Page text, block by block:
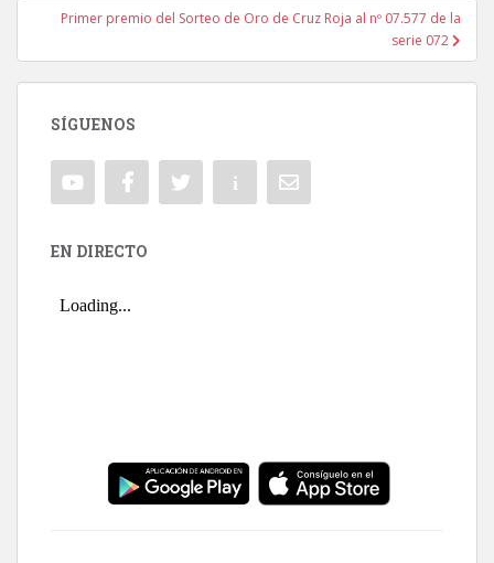
Primer premio del Sorteo de Oro de Cruz Roja al nº 07.577 de la
serie 072
SÍGUENOS
EN DIRECTO